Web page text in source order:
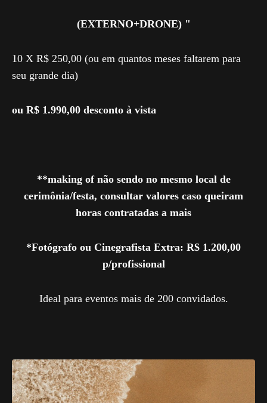
(EXTERNO+DRONE) "
10 X R$ 250,00 (ou em quantos meses faltarem para
seu grande dia)
ou R$ 1.990,00 desconto à vista
**making of não sendo no mesmo local de
cerimônia/festa, consultar valores caso queiram
horas contratadas a mais
*Fotógrafo ou Cinegrafista Extra: R$ 1.200,00
p/profissional
Ideal para eventos mais de 200 convidados.